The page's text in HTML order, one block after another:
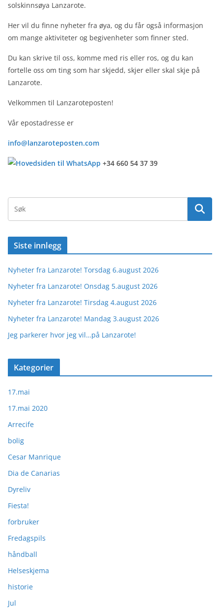
solskinnsøya Lanzarote.
Her vil du finne nyheter fra øya, og du får også informasjon
om mange aktiviteter og begivenheter som finner sted.
Du kan skrive til oss, komme med ris eller ros, og du kan
fortelle oss om ting som har skjedd, skjer eller skal skje på
Lanzarote.
Velkommen til Lanzaroteposten!
Vår epostadresse er
info@lanzaroteposten.com
+34 660 54 37 39
Siste innlegg
Nyheter fra Lanzarote! Torsdag 6.august 2026
Nyheter fra Lanzarote! Onsdag 5.august 2026
Nyheter fra Lanzarote! Tirsdag 4.august 2026
Nyheter fra Lanzarote! Mandag 3.august 2026
Jeg parkerer hvor jeg vil…på Lanzarote!
Kategorier
17.mai
17.mai 2020
Arrecife
bolig
Cesar Manrique
Dia de Canarias
Dyreliv
Fiesta!
forbruker
Fredagspils
håndball
Helseskjema
historie
Jul